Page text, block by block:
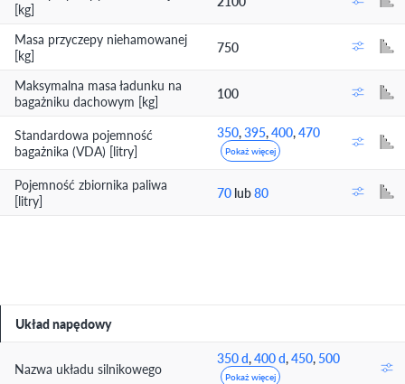
[kg]
Masa przyczepy niehamowanej
[kg]
750
Maksymalna masa ładunku na
bagażniku dachowym [kg]
100
Standardowa pojemność
bagażnika (VDA) [litry]
350,395,400,470
Pokaż więcej
Pojemność zbiornika paliwa
[litry]
70 lub80
Układ napędowy
Nazwa układu silnikowego
350 d,400 d,450, 500
Pokaż więcej